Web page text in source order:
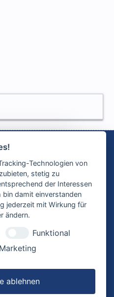
03:35
05:17
04:43
Technologien von
stetig zu
der Interessen
damit einverstanden
jederzeit mit Wirkung für
ändern.
Funktional
Marketing
ablehnen
Die E-Learningplattform
allplanlernen.de ist ein
Angebot der CYCOT GmbH
ANSCHRIFT
CYCOT GmbH
86165 Augsburg
RECHTLICHE